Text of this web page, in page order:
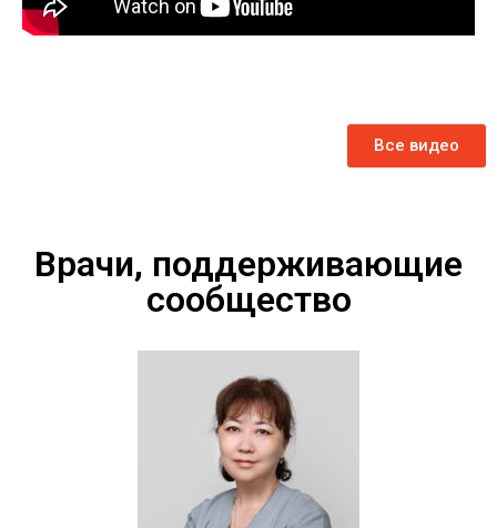
Все видео
Врачи, поддерживающие
сообщество